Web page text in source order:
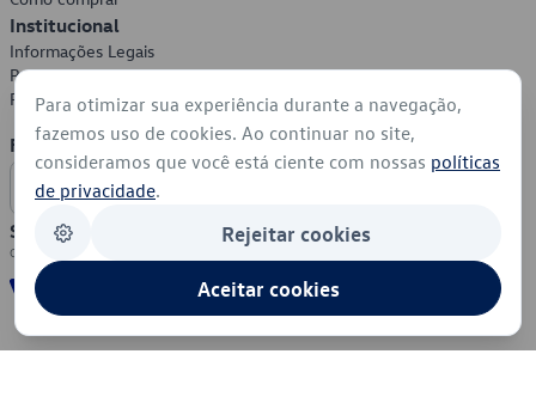
Institucional
Informações Legais
Política de Privacidade
Política de Cookies
Formas de Pagamento
Segurança
Para otimizar sua experiência durante a navegação,
fazemos uso de cookies. Ao continuar no site,
consideramos que você está ciente com nossas políticas
de privacidade.
Rejeitar cookies
Aceitar cookies